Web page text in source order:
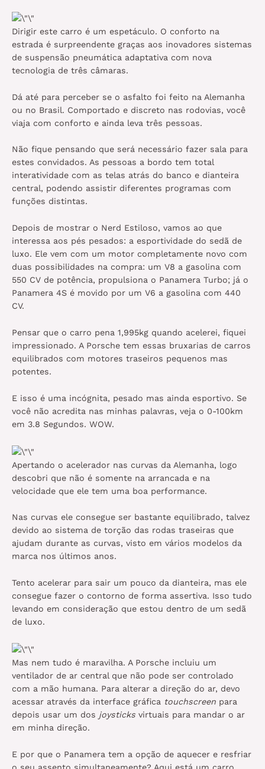
Dirigir este carro é um espetáculo. O conforto na
estrada é surpreendente graças aos inovadores sistemas
de suspensão pneumática adaptativa com nova
tecnologia de três câmaras.
Dá até para perceber se o asfalto foi feito na Alemanha
ou no Brasil. Comportado e discreto nas rodovias, você
viaja com conforto e ainda leva três pessoas.
Não fique pensando que será necessário fazer sala para
estes convidados. As pessoas a bordo tem total
interatividade com as telas atrás do banco e dianteira
central, podendo assistir diferentes programas com
funções distintas.
Depois de mostrar o Nerd Estiloso, vamos ao que
interessa aos pés pesados: a esportividade do sedã de
luxo. Ele vem com um motor completamente novo com
duas possibilidades na compra: um V8 a gasolina com
550 CV de potência, propulsiona o Panamera Turbo; já o
Panamera 4S é movido por um V6 a gasolina com 440
CV.
Pensar que o carro pena 1,995kg quando acelerei, fiquei
impressionado. A Porsche tem essas bruxarias de carros
equilibrados com motores traseiros pequenos mas
potentes.
E isso é uma incógnita, pesado mas ainda esportivo. Se
você não acredita nas minhas palavras, veja o 0-100km
em 3.8 Segundos. WOW.
Apertando o acelerador nas curvas da Alemanha, logo
descobri que não é somente na arrancada e na
velocidade que ele tem uma boa performance.
Nas curvas ele consegue ser bastante equilibrado, talvez
devido ao sistema de torção das rodas traseiras que
ajudam durante as curvas, visto em vários modelos da
marca nos últimos anos.
Tento acelerar para sair um pouco da dianteira, mas ele
consegue fazer o contorno de forma assertiva. Isso tudo
levando em consideração que estou dentro de um sedã
de luxo.
Mas nem tudo é maravilha. A Porsche incluiu um
ventilador de ar central que não pode ser controlado
com a mão humana. Para alterar a direção do ar, devo
acessar através da interface gráfica touchscreen para
depois usar um dos joysticks virtuais para mandar o ar
em minha direção.
E por que o Panamera tem a opção de aquecer e resfriar
o seu assento simultaneamente? Aqui está um carro,